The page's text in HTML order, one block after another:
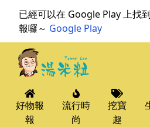
已經可以在 Google Play 上找
報囉～ Google Play
好物報
報
流行時
尚
挖寶
趣